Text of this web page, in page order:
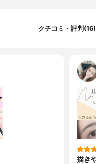
クチコミ・評判(16)
描き